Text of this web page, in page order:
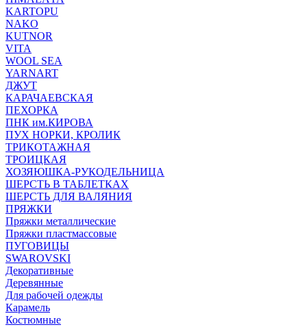
KARTOPU
NAKO
KUTNOR
VITA
WOOL SEA
YARNART
ДЖУТ
КАРАЧАЕВСКАЯ
ПЕХОРКА
ПНК им.КИРОВА
ПУХ НОРКИ, КРОЛИК
ТРИКОТАЖНАЯ
ТРОИЦКАЯ
ХОЗЯЮШКА-РУКОДЕЛЬНИЦА
ШЕРСТЬ В ТАБЛЕТКАХ
ШЕРСТЬ ДЛЯ ВАЛЯНИЯ
ПРЯЖКИ
Пряжки металлические
Пряжки пластмассовые
ПУГОВИЦЫ
SWAROVSKI
Декоративные
Деревянные
Для рабочей одежды
Карамель
Костюмные